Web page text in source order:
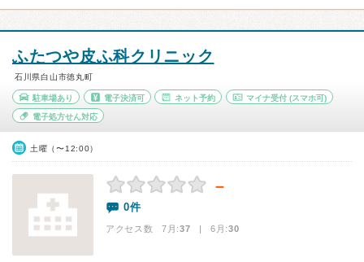
ふたつや皮ふ科クリニック
石川県白山市徳丸町
駐車場あり 電子決済可 ネット予約 マイナ受付 (スマホ可)
電子処方せん対応
土曜（〜12:00）
－
0件
アクセス数 7月:37 | 6月:30